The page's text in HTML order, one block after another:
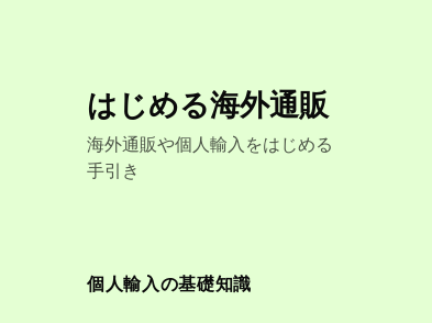
はじめる海外通販
海外通販や個人輸入をはじめる
手引き
個人輸入の基礎知識